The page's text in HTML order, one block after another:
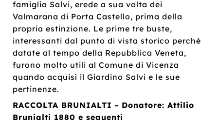
famiglia Salvi, erede a sua volta dei
Valmarana di Porta Castello, prima della
propria estinzione. Le prime tre buste,
interessanti dal punto di vista storico perché
datate al tempo della Repubblica Veneta,
furono molto utili al Comune di Vicenza
quando acquisì il Giardino Salvi e le sue
pertinenze.
RACCOLTA BRUNIALTI - Donatore: Attilio
Brunialti 1880 e seguenti